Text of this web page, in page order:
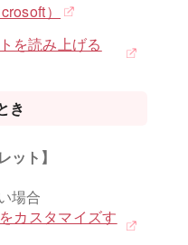
）
を読み上げる
き
ット】
場合
カスタマイズす